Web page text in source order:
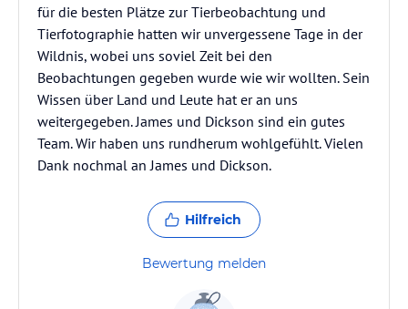
für die besten Plätze zur Tierbeobachtung und
Tierfotographie hatten wir unvergessene Tage in der
Wildnis, wobei uns soviel Zeit bei den
Beobachtungen gegeben wurde wie wir wollten. Sein
Wissen über Land und Leute hat er an uns
weitergegeben. James und Dickson sind ein gutes
Team. Wir haben uns rundherum wohlgefühlt. Vielen
Dank nochmal an James und Dickson.
Hilfreich
Bewertung melden